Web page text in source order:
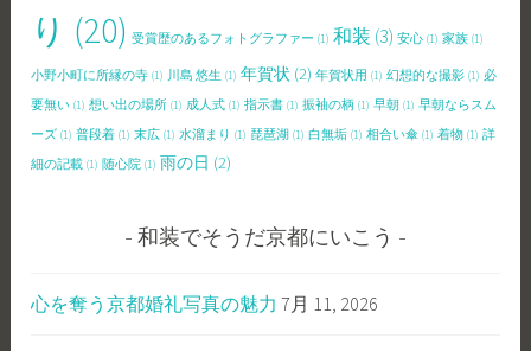
り (20) 受賞歴のあるフォトグラファー (1) 和装 (3) 安心 (1) 家族 (1)
小野小町に所縁の寺 (1) 川島 悠生 (1) 年賀状 (2) 年賀状用 (1) 幻想的な撮影 (1) 必
要無い (1) 想い出の場所 (1) 成人式 (1) 指示書 (1) 振袖の柄 (1) 早朝 (1) 早朝ならスム
ーズ (1) 普段着 (1) 末広 (1) 水溜まり (1) 琵琶湖 (1) 白無垢 (1) 相合い傘 (1) 着物 (1) 詳
細の記載 (1) 随心院 (1) 雨の日 (2)
和装でそうだ京都にいこう
心を奪う京都婚礼写真の魅力 7月 11, 2026